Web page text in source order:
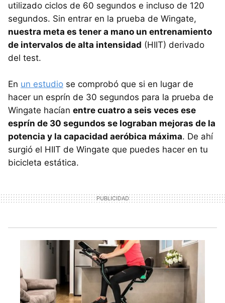
utilizado ciclos de 60 segundos e incluso de 120
segundos. Sin entrar en la prueba de Wingate,
nuestra meta es tener a mano un entrenamiento
de intervalos de alta intensidad (HIIT) derivado
del test.
En un estudio se comprobó que si en lugar de
hacer un esprín de 30 segundos para la prueba de
Wingate hacían entre cuatro a seis veces ese
esprín de 30 segundos se lograban mejoras de la
potencia y la capacidad aeróbica máxima. De ahí
surgió el HIIT de Wingate que puedes hacer en tu
bicicleta estática.